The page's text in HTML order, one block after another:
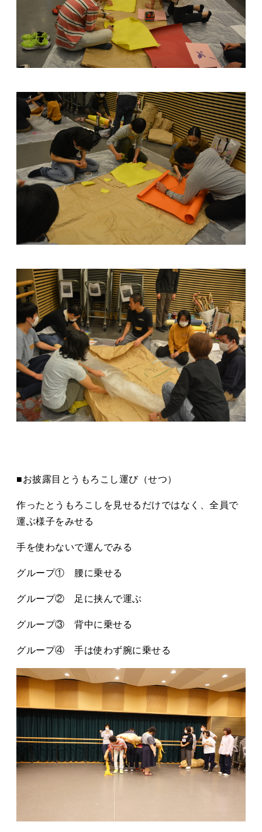
■お披露⽬とうもろこし運び（せつ）
作ったとうもろこしを⾒せるだけではなく、全員で
運ぶ様⼦をみせる
手を使わないで運んでみる
グループ① 腰に乗せる
グループ② 足に挟んで運ぶ
グループ③ 背中に乗せる
グループ④ 手は使わず腕に乗せる